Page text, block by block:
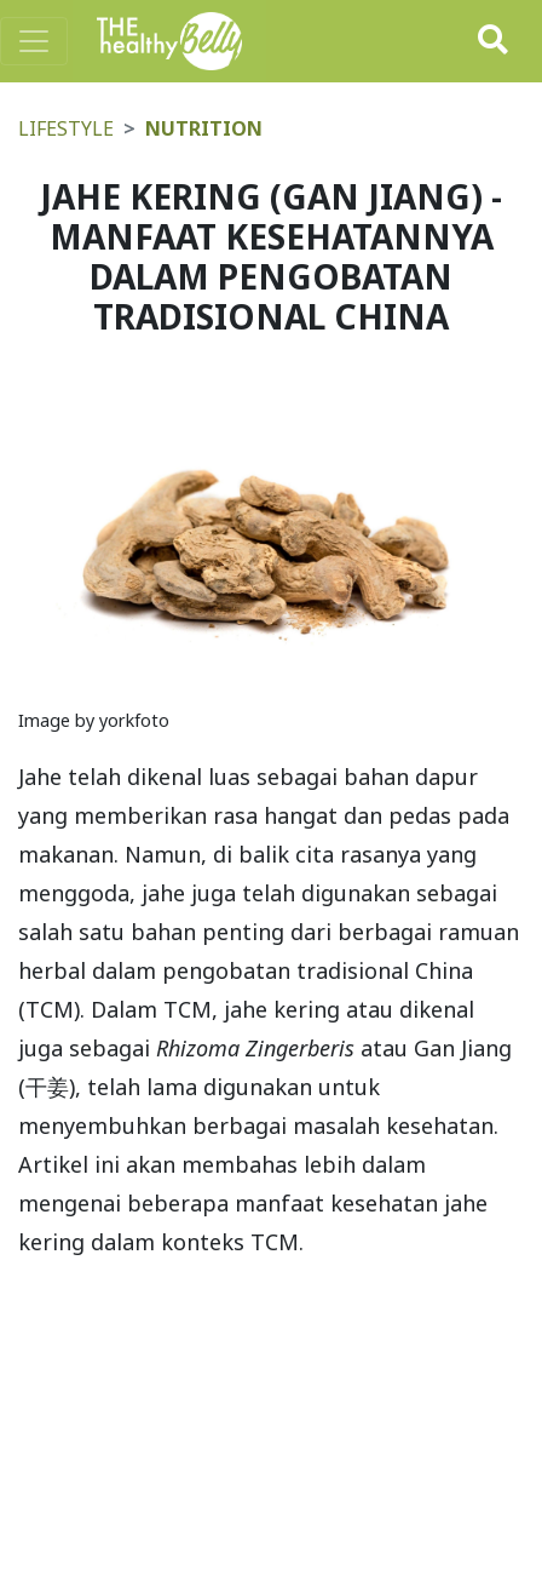
LIFESTYLE NUTRITION
JAHE KERING (GAN JIANG) -
MANFAAT KESEHATANNYA
DALAM PENGOBATAN
TRADISIONAL CHINA
Image by yorkfoto
Jahe telah dikenal luas sebagai bahan dapur
yang memberikan rasa hangat dan pedas pada
makanan. Namun, di balik cita rasanya yang
menggoda, jahe juga telah digunakan sebagai
salah satu bahan penting dari berbagai ramuan
herbal dalam pengobatan tradisional China
(TCM). Dalam TCM, jahe kering atau dikenal
juga sebagai Rhizoma Zingerberis atau Gan Jiang
(干姜), telah lama digunakan untuk
menyembuhkan berbagai masalah kesehatan.
Artikel ini akan membahas lebih dalam
mengenai beberapa manfaat kesehatan jahe
kering dalam konteks TCM.